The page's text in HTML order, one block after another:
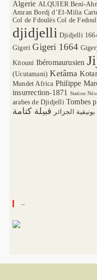
Algerie ALQUIER Beni-
Amran Bordj d’El-Milia
Col de Fdoulès Col de
djidjelli Djidjelli
Gigeri Gigeri 1664
Kitouni Ibéromaurusien
(Ucutamani) Ketâma
Mundet Africa Philippe
insurrection-1871
Station
arabes de Djidjelli Tombes
بونيقية الجزائر قبيلة كتامة
–